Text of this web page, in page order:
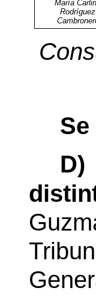
María
Rodríguez
D)